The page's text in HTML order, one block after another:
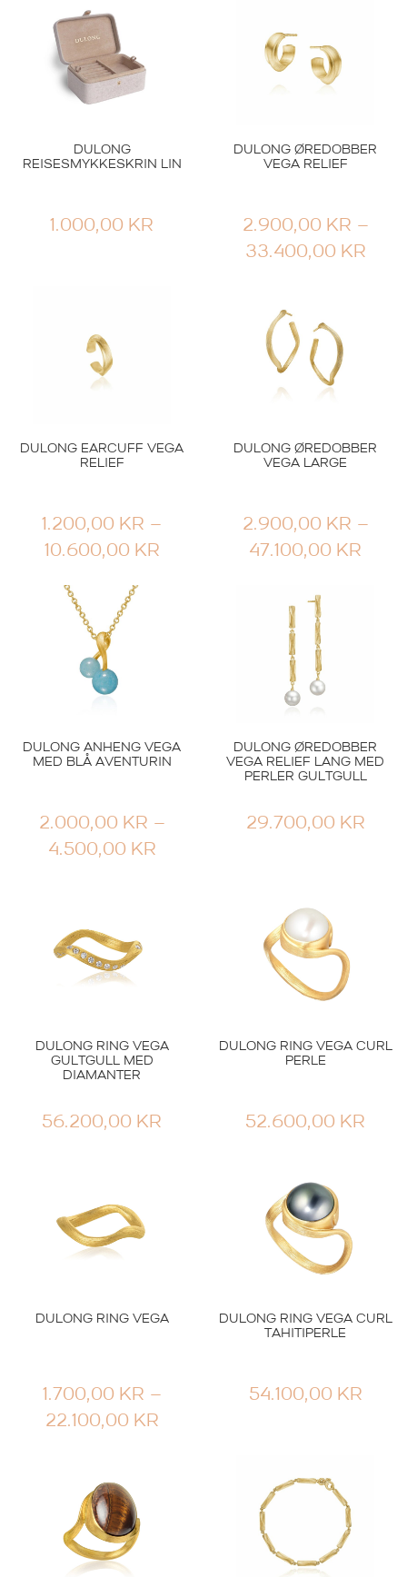
DULONG
REISESMYKKESKRIN LIN
1.000,00 KR
DULONG ØREDOBBER
VEGA RELIEF
2.900,00 KR –
33.400,00 KR
DULONG EARCUFF VEGA
RELIEF
1.200,00 KR –
10.600,00 KRPRISOMRÅDE:
DULONG ØREDOBBER
VEGA LARGE
2.900,00 KR –
47.100,00 KR
DULONG ANHENG VEGA
MED BLÅ AVENTURIN
2.000,00 KR –
4.500,00 KRPRISOMRÅDE:
DULONG ØREDOBBER
VEGA RELIEF LANG MED
PERLER GULTGULL
29.700,00 KR
DULONG RING VEGA
GULTGULL MED
DIAMANTER
56.200,00 KR
DULONG RING VEGA CURL
PERLE
52.600,00 KR
DULONG RING VEGA
1.700,00 KR –
22.100,00 KRPRISOMRÅDE:
22.100,00 KR
DULONG RING VEGA CURL
TAHITIPERLE
54.100,00 KR